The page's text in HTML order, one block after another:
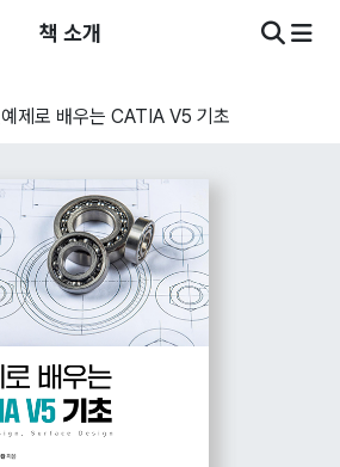
책 소개
예제로 배우는 CATIA V5 기초